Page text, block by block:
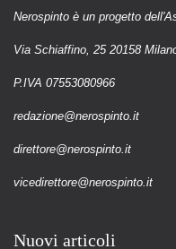
Nerospinto è un progetto
Via Schiaffino, 25 20158
P.IVA 07553080966
redazione@nerospinto.it
direttore@nerospinto.it
vicedirettore@nerospinto.it
Nuovi articoli